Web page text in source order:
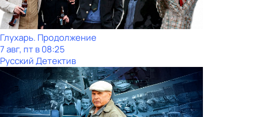
Глухарь. Продолжение
7 авг, пт в 08:25
Русский Детектив